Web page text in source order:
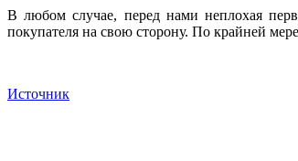
В любом случае, перед нами неплохая
покупателя на свою сторону. По крайней
Источник